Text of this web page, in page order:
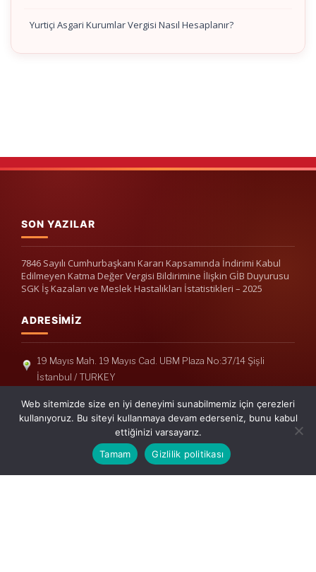
Yurtiçi Asgari Kurumlar Vergisi Nasıl Hesaplanır?
SON YAZILAR
7846 Sayılı Cumhurbaşkanı Kararı Kapsamında İndirimi Kabul
Edilmeyen Katma Değer Vergisi Bildirimine İlişkin GİB Duyurusu
SGK İş Kazaları ve Meslek Hastalıkları İstatistikleri – 2025
ADRESIMIZ
19 Mayıs Mah. 19 Mayıs Cad. UBM Plaza No:37/14 Şişli
İstanbul / TURKEY
Telefon: +90(212) 240 33 39
Telefon: +90(212) 248 19 36
info@erisymm.com
Web sitemizde size en iyi deneyimi sunabilmemiz için çerezleri
kullanıyoruz. Bu siteyi kullanmaya devam ederseniz, bunu kabul
ettiğinizi varsayarız.
Tamam
Gizlilik politikası